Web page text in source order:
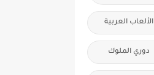
الألعاب العربية
دوري الملوك